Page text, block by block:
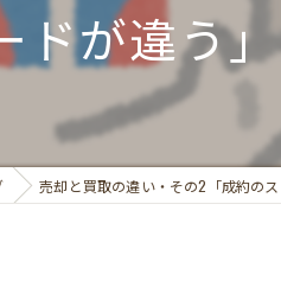
戸建て
空き家
アパート
ドが違う」
売却と買取の違い・その2「成約のス